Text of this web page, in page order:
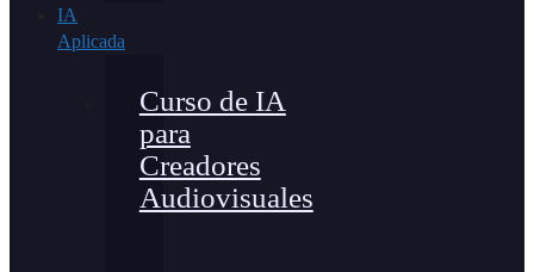
IA
Aplicada
Curso de IA
para
Creadores
Audiovisuales